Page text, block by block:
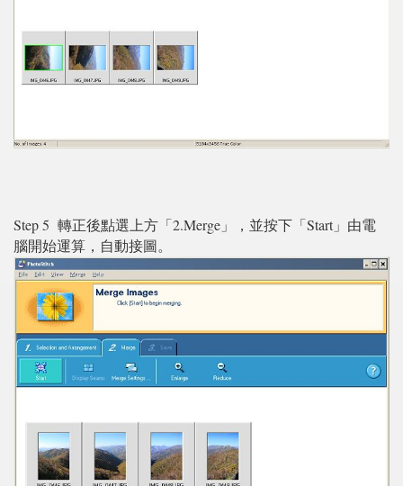
Step 5 轉正後點選上方「2.Merge」，並按下「Start」由電
腦開始運算，自動接圖。